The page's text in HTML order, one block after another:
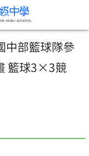
中部籃球隊參
籃球3×3競